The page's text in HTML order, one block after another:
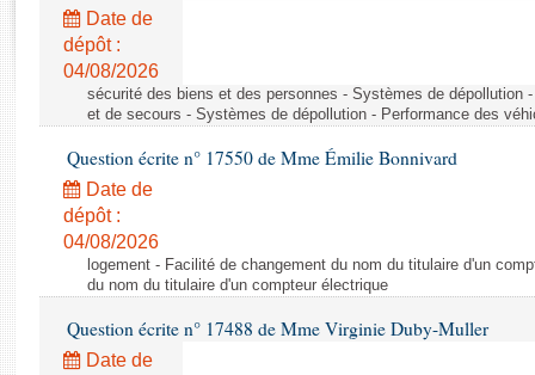
Rapports législatifs
Rapports sur l'application des lois
Baromètre de l’application des lois
Dossiers législatifs
Budget et sécurité sociale
Questions écrites et orales
Comptes rendus des débats
Date de
dépôt :
04/08/2026
sécurité des biens et des personnes - Systèmes de dépollution
et de secours - Systèmes de dépollution - Performance des
Question écrite n° 17550 de Mme Émilie Bonnivard
Date de
dépôt :
04/08/2026
logement - Facilité de changement du nom du titulaire d'un
du nom du titulaire d'un compteur électrique
Question écrite n° 17488 de Mme Virginie Duby-Muller
Date de